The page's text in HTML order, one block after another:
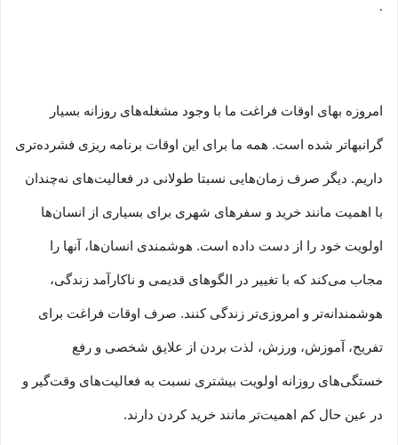
.
امروزه بهای اوقات فراغت ما با وجود مشغله‏‌های روزانه بسیار
گرانبها‌تر شده است. همه ما برای این اوقات برنامه ریزی فشرده‏‌تری
داریم. دیگر صرف زمان‌هایی نسبتا طولانی در فعالیت‏‌های نه‌چندان
با اهمیت مانند خرید و سفرهای شهری برای بسیاری از انسان‌ها
اولویت خود را از دست داده است. هوشمندی انسان‌ها، آنها را
مجاب می‏‌کند که با تغییر در الگوهای قدیمی و نا‏کارآمد زندگی،
هوشمندانه‏‌تر و امروزی‏‌تر زندگی کنند. صرف اوقات فراغت برای
تفریح، آموزش، ورزش، لذت بردن از علایق شخصی و رفع
خستگی‏‏‌های روزانه اولویت بیشتری نسبت به فعالیت‌‏‏‏های وقت‌گیر و
در عین حال کم اهمیت‏‏‏‌تر مانند خرید کردن دارند.